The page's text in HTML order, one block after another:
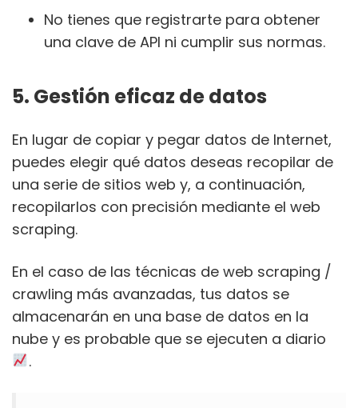
No tienes que registrarte para obtener
una clave de API ni cumplir sus normas.
5. Gestión eficaz de datos
En lugar de copiar y pegar datos de Internet,
puedes elegir qué datos deseas recopilar de
una serie de sitios web y, a continuación,
recopilarlos con precisión mediante el web
scraping.
En el caso de las técnicas de web scraping /
crawling más avanzadas, tus datos se
almacenarán en una base de datos en la
nube y es probable que se ejecuten a diario
.